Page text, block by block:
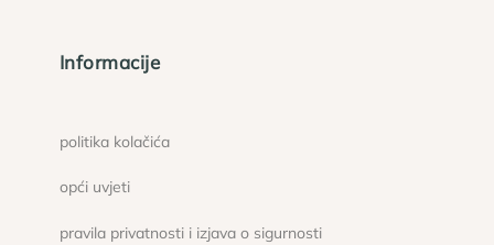
Informacije
politika kolačića
opći uvjeti
pravila privatnosti i izjava o sigurnosti